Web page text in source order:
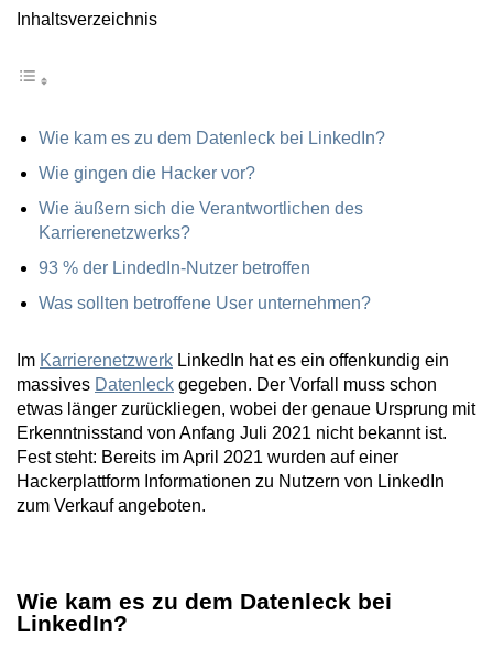
Inhaltsverzeichnis
Wie kam es zu dem Datenleck bei LinkedIn?
Wie gingen die Hacker vor?
Wie äußern sich die Verantwortlichen des
Karrierenetzwerks?
93 % der LindedIn-Nutzer betroffen
Was sollten betroffene User unternehmen?
Im Karrierenetzwerk LinkedIn hat es ein offenkundig ein
massives Datenleck gegeben. Der Vorfall muss schon
etwas länger zurückliegen, wobei der genaue Ursprung mit
Erkenntnisstand von Anfang Juli 2021 nicht bekannt ist.
Fest steht: Bereits im April 2021 wurden auf einer
Hackerplattform Informationen zu Nutzern von LinkedIn
zum Verkauf angeboten.
Wie kam es zu dem Datenleck bei
LinkedIn?